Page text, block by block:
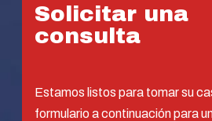
Solicitar una
consulta
Estamos listos para tomar su
formulario a continuación para